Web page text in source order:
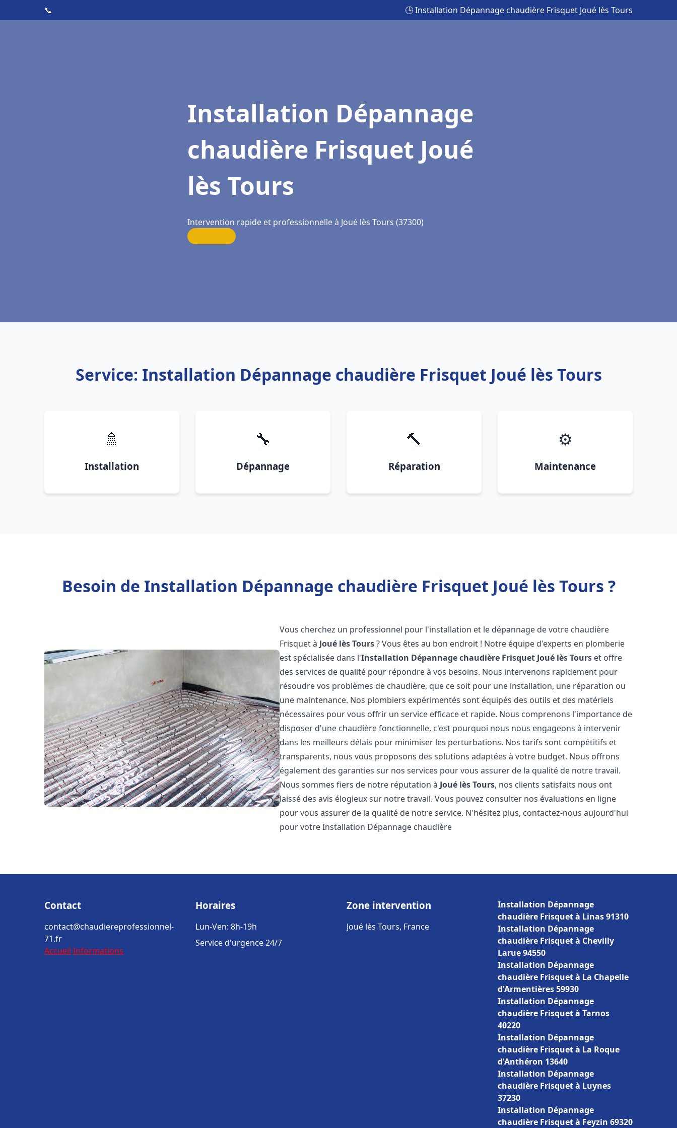
📞 🕒 Installation Dépannage chaudière Frisquet Joué lès Tours
Installation Dépannage
chaudière Frisquet Joué
lès Tours
Intervention rapide et professionnelle à Joué lès Tours (37300)
Service: Installation Dépannage chaudière Frisquet Joué lès Tours
🚿
Installation
🔧
Dépannage
🔨
Réparation
⚙️
Maintenance
Besoin de Installation Dépannage chaudière Frisquet Joué lès Tours ?
Vous cherchez un professionnel pour l'installation et le dépannage de votre chaudière
Frisquet à Joué lès Tours? Vous êtes au bon endroit ! Notre équipe d'experts en plomberie
est spécialisée dans l'Installation Dépannage chaudière Frisquet Joué lès Tours et offre
des services de qualité pour répondre à vos besoins. Nous intervenons rapidement pour
résoudre vos problèmes de chaudière, que ce soit pour une installation, une réparation ou
une maintenance. Nos plombiers expérimentés sont équipés des outils et des matériels
nécessaires pour vous offrir un service efficace et rapide. Nous comprenons l'importance de
disposer d'une chaudière fonctionnelle, c'est pourquoi nous nous engageons à intervenir
dans les meilleurs délais pour minimiser les perturbations. Nos tarifs sont compétitifs et
transparents, nous vous proposons des solutions adaptées à votre budget. Nous offrons
également des garanties sur nos services pour vous assurer de la qualité de notre travail.
Nous sommes fiers de notre réputation à Joué lès Tours, nos clients satisfaits nous ont
laissé des avis élogieux sur notre travail. Vous pouvez consulter nos évaluations en ligne
pour vous assurer de la qualité de notre service. N'hésitez plus, contactez-nous aujourd'hui
pour votre Installation Dépannage chaudière
Contact
contact@chaudiereprofessionnel-
71.fr
Accueil Informations
Horaires
Lun-Ven: 8h-19h
Service d'urgence 24/7
Zone intervention
Joué lès Tours, France
Installation Dépannage
chaudière Frisquet à Linas 91310
Installation Dépannage
chaudière Frisquet à Chevilly
Larue 94550
Installation Dépannage
chaudière Frisquet à La Chapelle
d'Armentières 59930
Installation Dépannage
chaudière Frisquet à Tarnos
40220
Installation Dépannage
chaudière Frisquet à La Roque
d'Anthéron 13640
Installation Dépannage
chaudière Frisquet à Luynes
37230
Installation Dépannage
chaudière Frisquet à Feyzin 69320